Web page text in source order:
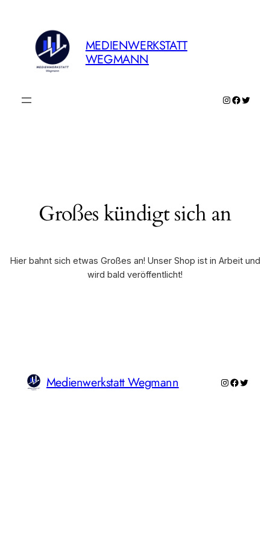
MEDIENWERKSTATT
WEGMANN
Instagram
Großes kündigt sich an
Hier bahnt sich etwas Großes an! Unser Shop ist in Arbeit und
wird bald veröffentlicht!
Medienwerkstatt Wegmann Instagram